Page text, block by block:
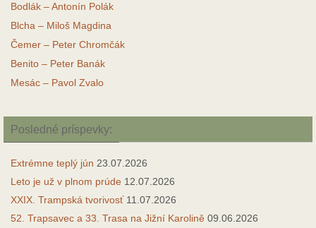
Bodlák – Antonín Polák
Blcha – Miloš Magdina
Čemer – Peter Chromčák
Benito – Peter Banák
Mesác – Pavol Zvalo
Posledné príspevky:
Extrémne teplý jún 23.07.2026
Leto je už v plnom prúde 12.07.2026
XXIX. Trampská tvorivosť 11.07.2026
52. Trapsavec a 33. Trasa na Jižní Karolině 09.06.2026